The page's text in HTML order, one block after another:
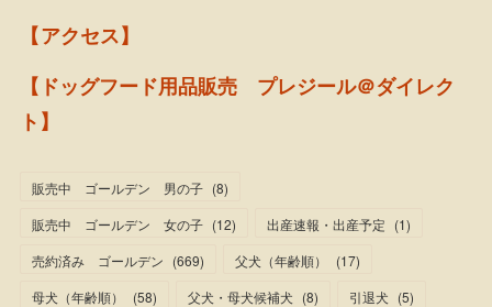
【アクセス】
【ドッグフード用品販売 プレジール＠ダイレク
ト】
販売中 ゴールデン 男の子 (8)
販売中 ゴールデン 女の子 (12) 出産速報・出産予定 (1)
売約済み ゴールデン (669) 父犬（年齢順） (17)
母犬（年齢順）
(58) 父犬・母犬候補犬 (8) 引退犬 (5)